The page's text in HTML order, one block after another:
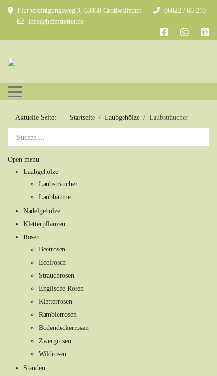
Flurbereinigungsweg 3, 63868 Großwallstadt
06022 / 66 210
info@helmstetter.de
Mobile Menu Toggle
Aktuelle Seite: Startseite Laubgehölze Laubsträucher
Open menu
Laubgehölze
Laubsträucher
Laubbäume
Nadelgehölze
Kletterpflanzen
Rosen
Beetrosen
Edelrosen
Strauchrosen
Englische Rosen
Kletterrosen
Ramblerrosen
Bodendeckerrosen
Zwergrosen
Wildrosen
Stauden